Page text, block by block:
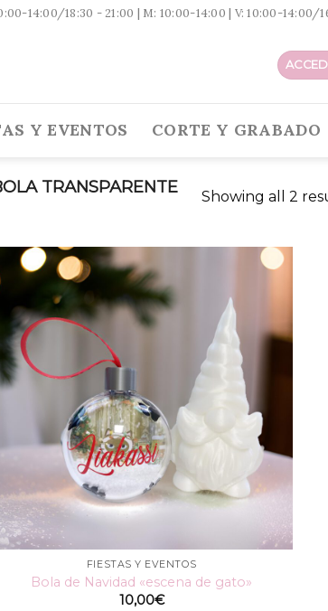
14:00/18:30 - 21:00 | M: 10:00-14:00 | V: 10:00-14:00/
Y EVENTOS CORTE Y GRABADO
TRANSPARENTE
Showing all 2
FIESTAS Y EVENTOS
Bola de Navidad «escena de gato»
10,00€